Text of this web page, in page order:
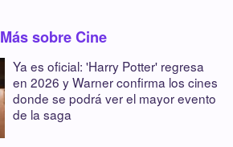
Más sobre Cine
Ya es oficial: 'Harry Potter' regresa
en 2026 y Warner confirma los cines
donde se podrá ver el mayor evento
de la saga